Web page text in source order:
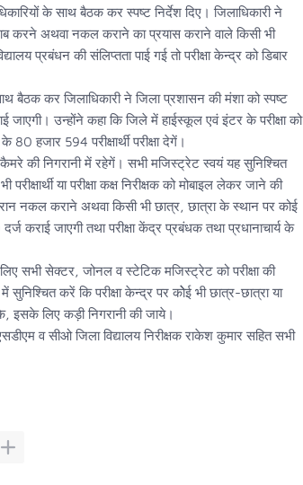
के साथ बैठक कर स्पष्ट निर्देश दिए। जिलाधिकारी ने
करने अथवा नकल कराने का प्रयास कराने वाले किसी भी
प्रबंधन की संलिप्तता पाई गई तो परीक्षा केन्द्र को डिबार
कर जिलाधिकारी ने जिला प्रशासन की मंशा को स्पष्ट
जाएगी। उन्होंने कहा कि जिले में हाईस्कूल एवं इंटर के परीक्षा को
हजार 594 परीक्षार्थी परीक्षा देगें।
की निगरानी में रहेगें। सभी मजिस्ट्रेट स्वयं यह सुनिश्चित
या परीक्षा कक्ष निरीक्षक को मोबाइल लेकर जाने की
नकल कराने अथवा किसी भी छात्र, छात्रा के स्थान पर कोई
कराई जाएगी तथा परीक्षा केंद्र प्रबंधक तथा प्रधानाचार्य के
लिए सभी सेक्टर, जोनल व स्टेटिक मजिस्ट्रेट को परीक्षा की
करें कि परीक्षा केन्द्र पर कोेई भी छात्र-छात्रा या
इसके लिए कड़ी निगरानी की जाये।
व सीओ जिला विद्यालय निरीक्षक राकेश कुमार सहित सभी